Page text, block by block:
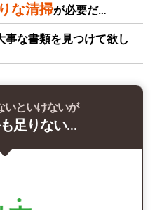
な清掃が必要だ…
事な書類を見つけて欲し
いといけないが
足りない…